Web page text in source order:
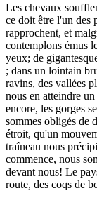
Les chevaux
ce doit être l'un des
rapprochent, et
contemplons émus
yeux; de
; dans un lointain
ravins, des vallées
nous en atteindre
encore, les gorges
sommes obligés de
étroit, qu'un
traîneau nous
commence, nous
devant nous! Le
route, des coqs de